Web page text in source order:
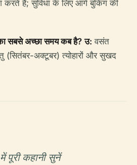
करते हैं; सुविधा के लिए आगे बुकिंग की
सबसे अच्छा समय कब है? उ: वसंत
अक्टूबर) त्योहारों और सुखद
पूरी कहानी सुनें